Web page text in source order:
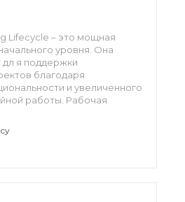
Lifecycle – это мощная
уровня. Она
дл я поддержки
благодаря
и увеличенного
работы. Рабочая
в офисном пространстве.